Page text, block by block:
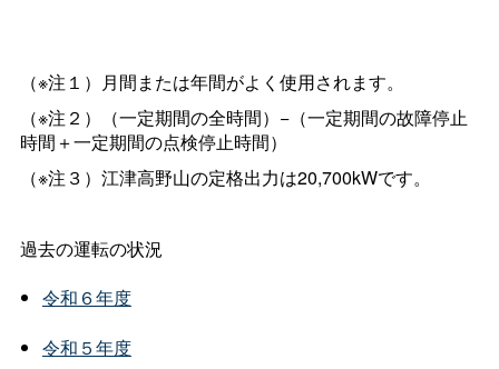
（※注１）月間または年間がよく使用されます。
（※注２）（一定期間の全時間）−（一定期間の故障停止
時間＋一定期間の点検停止時間）
（※注３）江津高野山の定格出力は20,700kWです。
過去の運転の状況
令和６年度
令和５年度